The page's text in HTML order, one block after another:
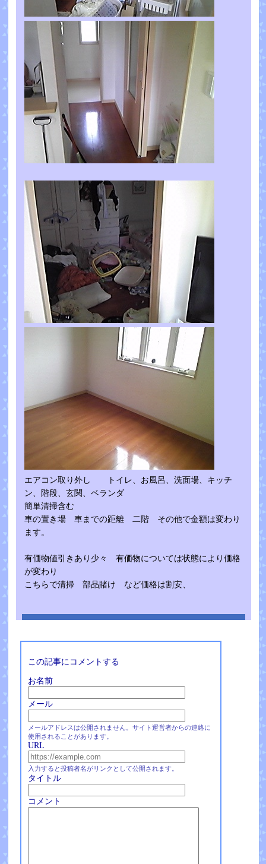
エアコン取り外し トイレ、お風呂、洗面場、キッチ
ン、階段、玄関、ベランダ
簡単清掃含む
車の置き場 車までの距離 二階 その他で金額は変わり
ます。
有価物値引きあり少々 有価物については状態により価格
が変わり
こちらで清掃 部品賭け など価格は割安、
この記事にコメントする
お名前
メール
メールアドレスは公開されません。サイト運営者からの連絡に
使用されることがあります。
URL
入力すると投稿者名がリンクとして公開されます。
タイトル
コメント